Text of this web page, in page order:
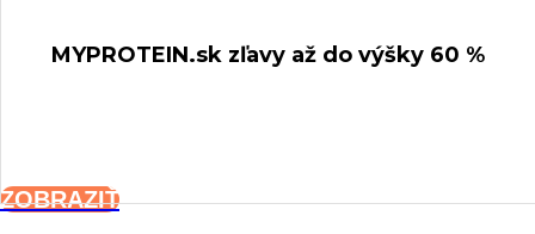
MYPROTEIN.skzľavy až do výšky 60 %
ZOBRAZIŤ